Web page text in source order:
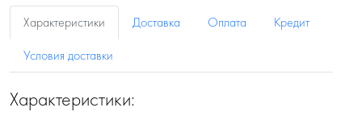
Характеристики Доставка Оплата
Кредит
Условия доставки
Характеристики: